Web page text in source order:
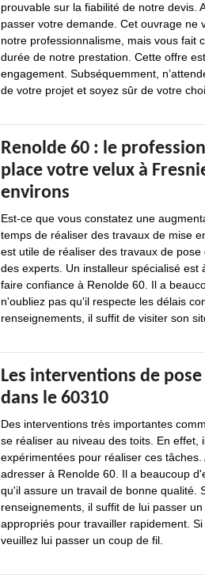
prouvable sur la fiabilité de notre devis.
passer votre demande. Cet ouvrage ne
notre professionnalisme, mais vous fait
durée de notre prestation. Cette offre
engagement. Subséquemment,
de votre projet et soyez sûr de votre
Renolde 60 : le
place votre velux à
environs
Est-ce que vous constatez une
temps de réaliser des travaux de mise
est utile de réaliser des travaux de
des experts. Un installeur spécialisé
faire confiance à Renolde 60. Il a
n'oubliez pas qu'il respecte les délais
renseignements, il suffit de visiter son
Les interventions de
dans le 60310
Des interventions très importantes
se réaliser au niveau des toits. En effet,
expérimentées pour réaliser ces
adresser à Renolde 60. Il a beaucoup
qu'il assure un travail de bonne qualité.
renseignements, il suffit de lui passer
appropriés pour travailler rapidement.
veuillez lui passer un coup de fil.